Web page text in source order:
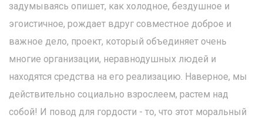
задумываясь опишет, как холодное, бездушное и
эгоистичное, рождает вдруг совместное доброе и
важное дело, проект, который объединяет очень
многие организации, неравнодушных людей и
находятся средства на его реализацию. Наверное, мы
действительно социально взрослеем, растем над
собой! И повод для гордости - то, что этот моральный